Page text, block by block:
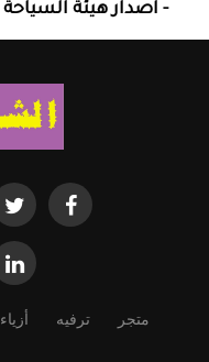
- اصدار هيئة السياحة
متجر ترفيه أزياء